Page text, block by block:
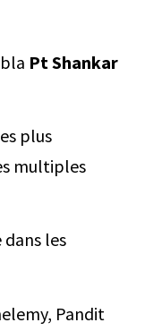
Pt Shankar
plus
multiples
dans les
Pandit